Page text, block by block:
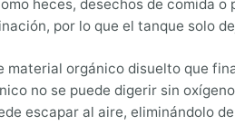
heces, desechos de comida
por lo que el tanque solo
orgánico disuelto que
no se puede digerir sin
escapar al aire, eliminándolo